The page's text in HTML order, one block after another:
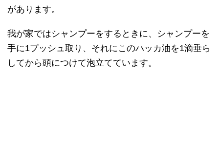
があります。
我が家ではシャンプーをするときに、シャンプーを
手に1プッシュ取り、それにこのハッカ油を1滴垂ら
してから頭につけて泡立てています。